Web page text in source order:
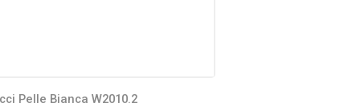
Pelle Bianca W2010.2